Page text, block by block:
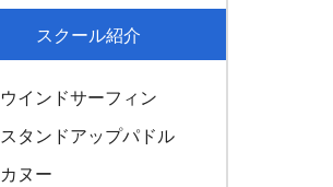
スクール紹介
ウインドサーフィン
スタンドアップパドル
カヌー